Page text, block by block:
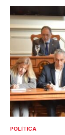
POLÍTICA